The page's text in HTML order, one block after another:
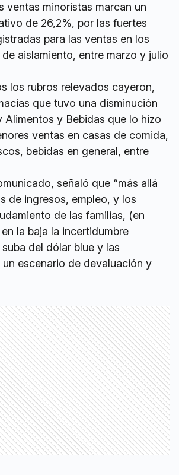
ventas minoristas marcan un
de 26,2%, por las fuertes
para las ventas en los
aislamiento, entre marzo y julio
los rubros relevados cayeron,
que tuvo una disminución
Alimentos y Bebidas que lo hizo
ventas en casas de comida,
bebidas en general, entre
señaló que “más allá
de ingresos, empleo, y los
de las familias, (en
la baja la incertidumbre
del dólar blue y las
escenario de devaluación y